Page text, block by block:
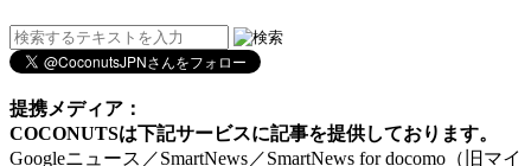
提携メディア：
COCONUTSは下記サービスに記事を提供しております。
Googleニュース／SmartNews／SmartNews for docomo（旧マイ